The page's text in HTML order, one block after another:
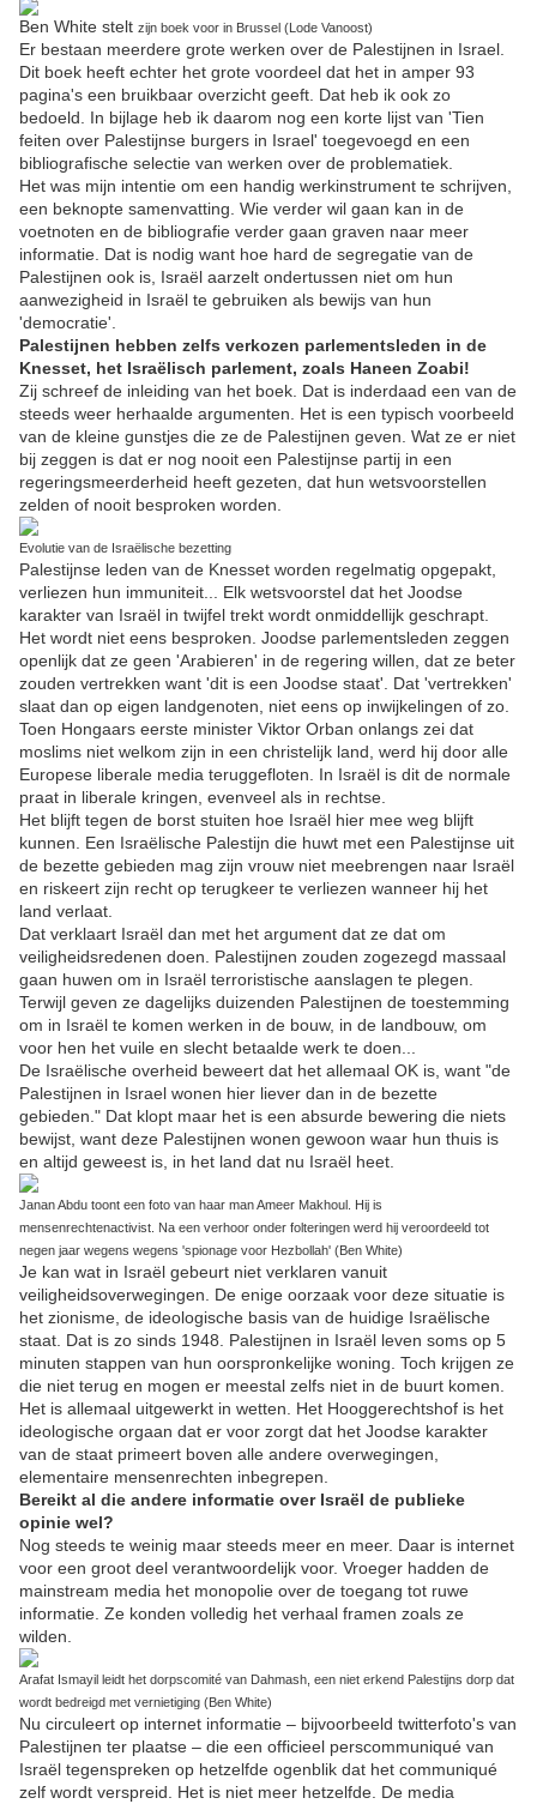
Ben White stelt zijn boek voor in Brussel (Lode Vanoost)
Er bestaan meerdere grote werken over de Palestijnen in Israel.
Dit boek heeft echter het grote voordeel dat het in amper 93
pagina's een bruikbaar overzicht geeft. Dat heb ik ook zo
bedoeld. In bijlage heb ik daarom nog een korte lijst van 'Tien
feiten over Palestijnse burgers in Israel' toegevoegd en een
bibliografische selectie van werken over de problematiek.
Het was mijn intentie om een handig werkinstrument te schrijven,
een beknopte samenvatting. Wie verder wil gaan kan in de
voetnoten en de bibliografie verder gaan graven naar meer
informatie. Dat is nodig want hoe hard de segregatie van de
Palestijnen ook is, Israël aarzelt ondertussen niet om hun
aanwezigheid in Israël te gebruiken als bewijs van hun
'democratie'.
Palestijnen hebben zelfs verkozen parlementsleden in de
Knesset, het Israëlisch parlement, zoals Haneen Zoabi!
Zij schreef de inleiding van het boek. Dat is inderdaad een van de
steeds weer herhaalde argumenten. Het is een typisch voorbeeld
van de kleine gunstjes die ze de Palestijnen geven. Wat ze er niet
bij zeggen is dat er nog nooit een Palestijnse partij in een
regeringsmeerderheid heeft gezeten, dat hun wetsvoorstellen
zelden of nooit besproken worden.
Evolutie van de Israëlische bezetting
Palestijnse leden van de Knesset worden regelmatig opgepakt,
verliezen hun immuniteit... Elk wetsvoorstel dat het Joodse
karakter van Israël in twijfel trekt wordt onmiddellijk geschrapt.
Het wordt niet eens besproken. Joodse parlementsleden zeggen
openlijk dat ze geen 'Arabieren' in de regering willen, dat ze beter
zouden vertrekken want 'dit is een Joodse staat'. Dat 'vertrekken'
slaat dan op eigen landgenoten, niet eens op inwijkelingen of zo.
Toen Hongaars eerste minister Viktor Orban onlangs zei dat
moslims niet welkom zijn in een christelijk land, werd hij door alle
Europese liberale media teruggefloten. In Israël is dit de normale
praat in liberale kringen, evenveel als in rechtse.
Het blijft tegen de borst stuiten hoe Israël hier mee weg blijft
kunnen. Een Israëlische Palestijn die huwt met een Palestijnse uit
de bezette gebieden mag zijn vrouw niet meebrengen naar Israël
en riskeert zijn recht op terugkeer te verliezen wanneer hij het
land verlaat.
Dat verklaart Israël dan met het argument dat ze dat om
veiligheidsredenen doen. Palestijnen zouden zogezegd massaal
gaan huwen om in Israël terroristische aanslagen te plegen.
Terwijl geven ze dagelijks duizenden Palestijnen de toestemming
om in Israël te komen werken in de bouw, in de landbouw, om
voor hen het vuile en slecht betaalde werk te doen...
De Israëlische overheid beweert dat het allemaal OK is, want "de
Palestijnen in Israel wonen hier liever dan in de bezette
gebieden." Dat klopt maar het is een absurde bewering die niets
bewijst, want deze Palestijnen wonen gewoon waar hun thuis is
en altijd geweest is, in het land dat nu Israël heet.
Janan Abdu toont een foto van haar man Ameer Makhoul. Hij is
mensenrechtenactivist. Na een verhoor onder folteringen werd hij veroordeeld tot
negen jaar wegens wegens 'spionage voor Hezbollah' (Ben White)
Je kan wat in Israël gebeurt niet verklaren vanuit
veiligheidsoverwegingen. De enige oorzaak voor deze situatie is
het zionisme, de ideologische basis van de huidige Israëlische
staat. Dat is zo sinds 1948. Palestijnen in Israël leven soms op 5
minuten stappen van hun oorspronkelijke woning. Toch krijgen ze
die niet terug en mogen er meestal zelfs niet in de buurt komen.
Het is allemaal uitgewerkt in wetten. Het Hooggerechtshof is het
ideologische orgaan dat er voor zorgt dat het Joodse karakter
van de staat primeert boven alle andere overwegingen,
elementaire mensenrechten inbegrepen.
Bereikt al die andere informatie over Israël de publieke
opinie wel?
Nog steeds te weinig maar steeds meer en meer. Daar is internet
voor een groot deel verantwoordelijk voor. Vroeger hadden de
mainstream media het monopolie over de toegang tot ruwe
informatie. Ze konden volledig het verhaal framen zoals ze
wilden.
Arafat Ismayil leidt het dorpscomité van Dahmash, een niet erkend Palestijns dorp dat
wordt bedreigd met vernietiging (Ben White)
Nu circuleert op internet informatie – bijvoorbeeld twitterfoto's van
Palestijnen ter plaatse – die een officieel perscommuniqué van
Israël tegenspreken op hetzelfde ogenblik dat het communiqué
zelf wordt verspreid. Het is niet meer hetzelfde. De media